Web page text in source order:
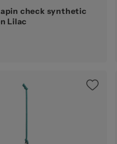
check synthetic
Lilac